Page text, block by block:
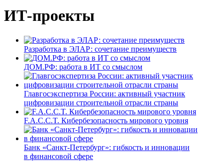
ИТ-проекты
Разработка в ЭЛАР: сочетание преимуществ
ДОМ.РФ: работа в ИТ со смыслом
Главгосэкспертиза России: активный участник
цифровизации строительной отрасли страны
F.A.C.C.T. Кибербезопасность мирового уровня
Банк «Санкт-Петербург»: гибкость и инновации
в финансовой сфере